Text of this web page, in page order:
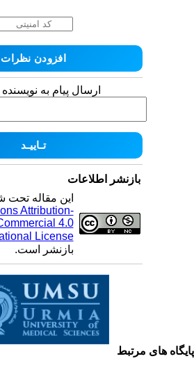
ارسال پیام به نویسنده
بازنشر اطلاعات
این مقاله تحت
Attribution-
4.0
License
بازنشر است.
های مرتبط